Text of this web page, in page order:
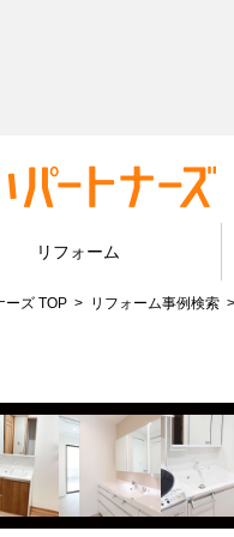
リフォーム
ーズ TOP リフォーム事例検索